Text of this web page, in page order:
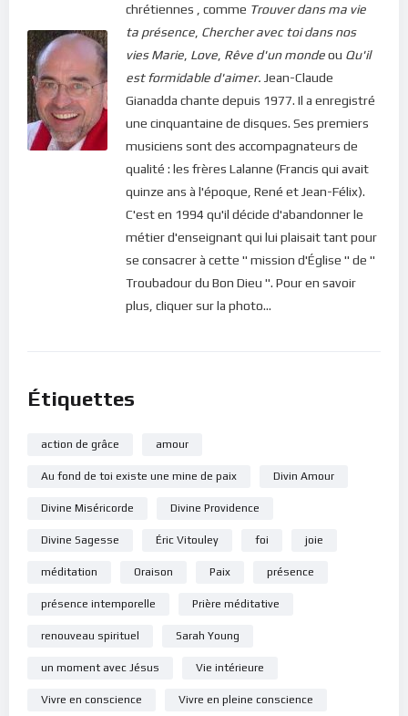
de poster des commentaires) et pour les publications,
veuillez cliquer ici :Inscription
chrétiennes , comme Trouver dans ma vie
ta présence Chercher avec toi dans nos
vies Marie Love Rêve d'un mondeou Qu'il
est formidable d'aimer. Jean-Claude
Gianadda chante depuis 1977. Il a enregistré
une cinquantaine de disques. Ses premiers
musiciens sont des accompagnateurs de
qualité : les frères Lalanne (Francis qui avait
quinze ans à l'époque, René et Jean-Félix).
C'est en 1994 qu'il décide d'abandonner le
métier d'enseignant qui lui plaisait tant pour
se consacrer à cette " mission d'Église " de "
Troubadour du Bon Dieu ". Pour en savoir
plus, cliquer sur la photo...
Étiquettes
action de grâce amour
Au fond de toi existe une mine de paix Divin Amour
Divine Miséricorde Divine Providence
Divine Sagesse Éric Vitouley foi joie
méditation Oraison Paix présence
présence intemporelle Prière méditative
renouveau spirituel Sarah Young
un moment avec Jésus Vie intérieure
Vivre en conscience Vivre en pleine conscience